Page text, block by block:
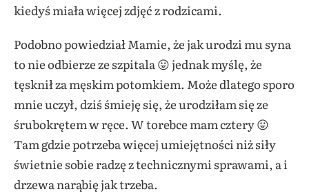
kiedyś miała więcej zdjęć z rodzicami.
Podobno powiedział Mamie, że jak urodzi mu syna
to nie odbierze ze szpitala 😛 jednak myślę, że
tęsknił za męskim potomkiem. Może dlatego sporo
mnie uczył, dziś śmieję się, że urodziłam się ze
śrubokrętem w ręce. W torebce mam cztery 😛
Tam gdzie potrzeba więcej umiejętności niż siły
świetnie sobie radzę z technicznymi sprawami, a i
drzewa narąbię jak trzeba.